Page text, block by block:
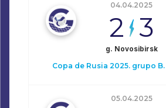
04.04.2025
2 3
g. Novosibirsk
Copa de Rusia 2025. grupo
05.04.2025